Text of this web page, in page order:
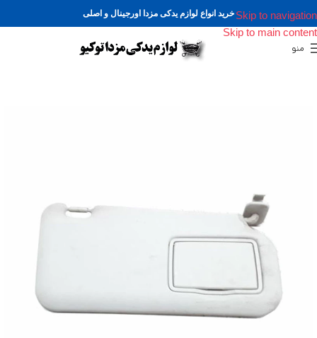
Skip to navigation
Skip to main content
خرید انواع لوازم یدکی مزدا اورجینال و اصلی
منو